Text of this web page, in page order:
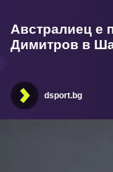
Австралиец е
Димитров в
dsport.bg